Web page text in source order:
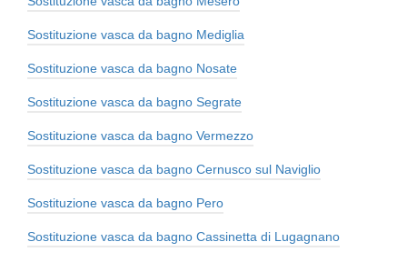
Sostituzione vasca da bagno Mediglia
Sostituzione vasca da bagno Nosate
Sostituzione vasca da bagno Segrate
Sostituzione vasca da bagno Vermezzo
Sostituzione vasca da bagno Cernusco sul Naviglio
Sostituzione vasca da bagno Pero
Sostituzione vasca da bagno Cassinetta di Lugagnano